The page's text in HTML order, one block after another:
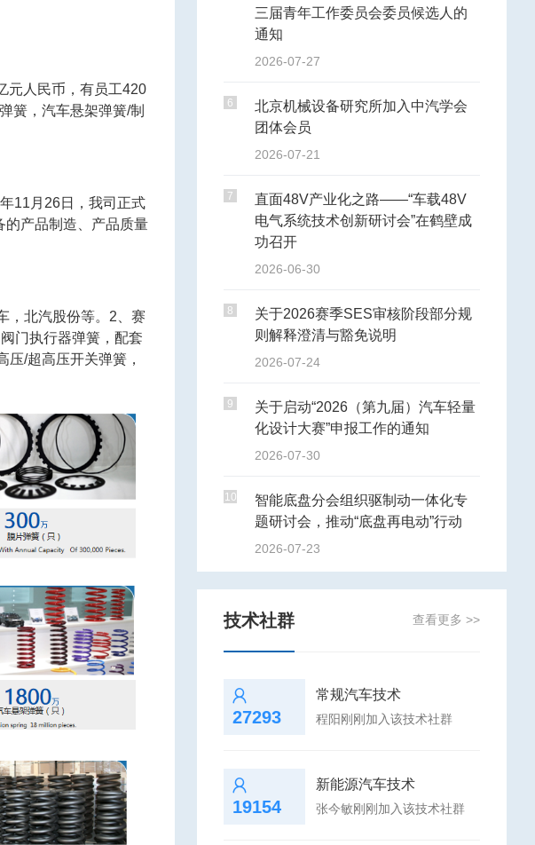
元人民币，有员工420
簧，汽车悬架弹簧/制
11月26日，我司正式
的产品制造、产品质量
，北汽股份等。2、赛
门执行器弹簧，配套
/超高压开关弹簧，
三届青年工作委员会委员候选人的
通知
2026-07-27
6
北京机械设备研究所加入中汽学会
团体会员
2026-07-21
7
直面48V产业化之路——“车载48V
电气系统技术创新研讨会”在鹤壁成
功召开
2026-06-30
8
关于2026赛季SES审核阶段部分规
则解释澄清与豁免说明
2026-07-24
9
关于启动“2026（第九届）汽车轻量
化设计大赛”申报工作的通知
2026-07-30
10
智能底盘分会组织驱制动一体化专
题研讨会，推动“底盘再电动”行动
2026-07-23
技术社群 查看更多 >>
27293
常规汽车技术
程阳刚刚加入该技术社群
19154
新能源汽车技术
张今敏刚刚加入该技术社群